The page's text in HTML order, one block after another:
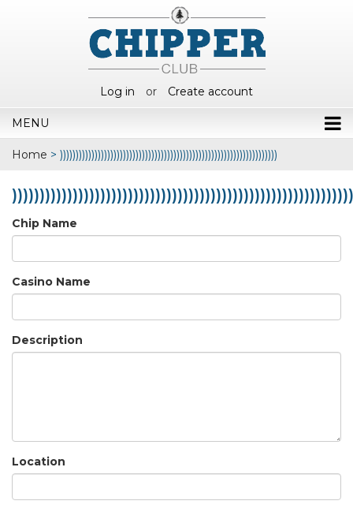
Log in or Create account
MENU
Home > )))))))))))))))))))))))))))))))))))))))))))))))))))))))))))))))))))))
Chip Name
Casino Name
Description
Location